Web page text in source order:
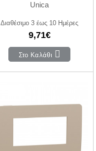
Unica
Διαθέσιμο 3 έως 10 Ημέρες
9,71€
Στο Καλάθι